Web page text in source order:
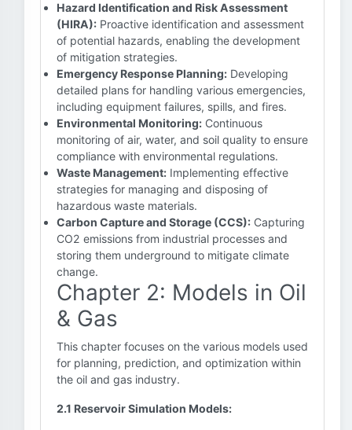
Hazard Identification and Risk Assessment
(HIRA): Proactive identification and assessment
of potential hazards, enabling the development
of mitigation strategies.
Emergency Response Planning: Developing
detailed plans for handling various emergencies,
including equipment failures, spills, and fires.
Environmental Monitoring: Continuous
monitoring of air, water, and soil quality to ensure
compliance with environmental regulations.
Waste Management: Implementing effective
strategies for managing and disposing of
hazardous waste materials.
Carbon Capture and Storage (CCS): Capturing
CO2 emissions from industrial processes and
storing them underground to mitigate climate
change.
Chapter 2: Models in Oil
& Gas
This chapter focuses on the various models used
for planning, prediction, and optimization within
the oil and gas industry.
2.1 Reservoir Simulation Models: